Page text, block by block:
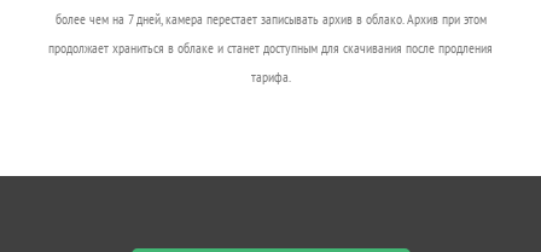
более чем на 7 дней, камера перестает записывать архив в облако. Архив при этом
продолжает храниться в облаке и станет доступным для скачивания после продления
тарифа.